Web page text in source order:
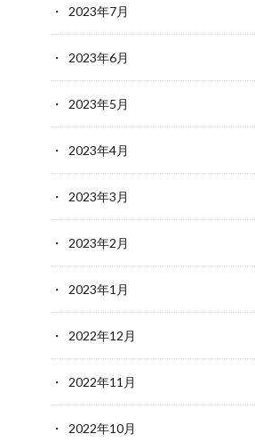
2023年7月
2023年6月
2023年5月
2023年4月
2023年3月
2023年2月
2023年1月
2022年12月
2022年11月
2022年10月